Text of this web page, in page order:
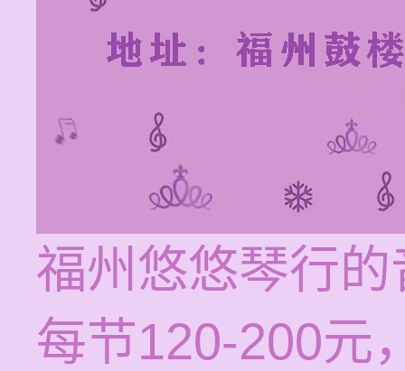
福州悠悠琴行
每节120-200元